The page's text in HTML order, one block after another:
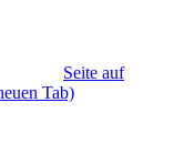
Seite auf
Tab)